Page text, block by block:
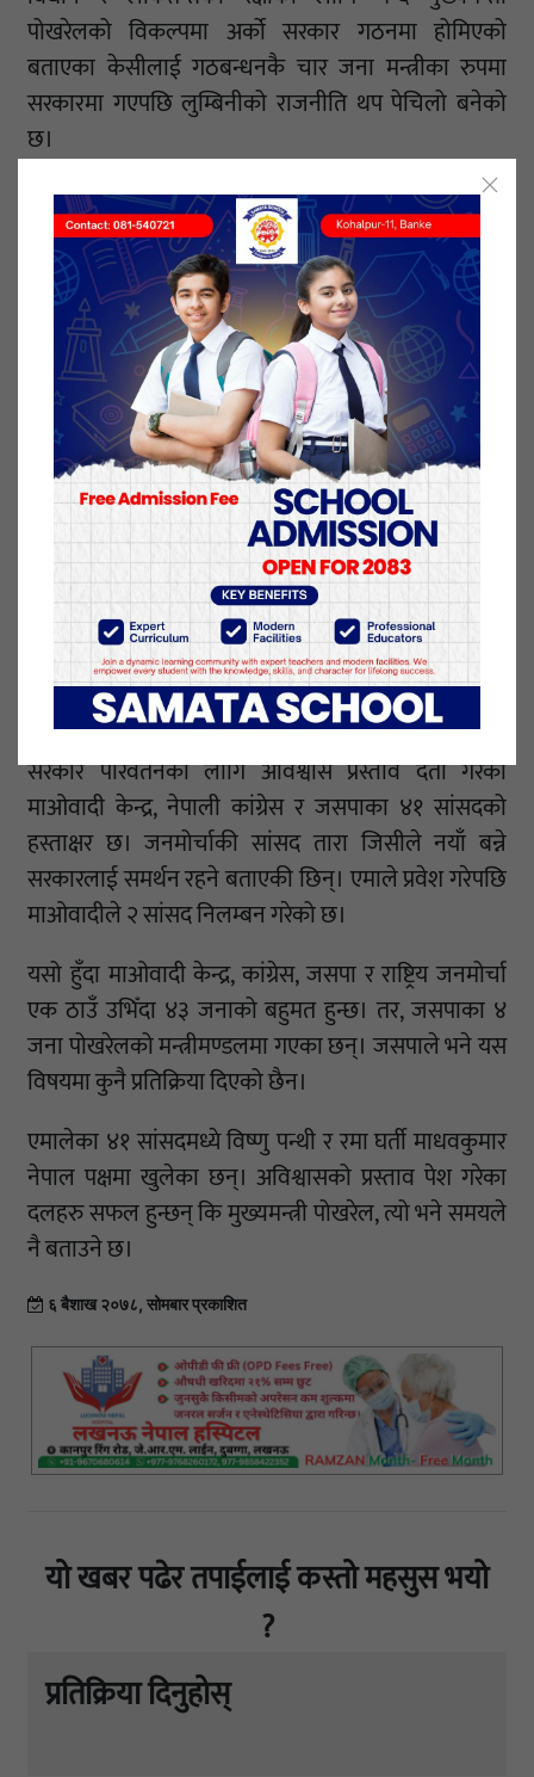
पोखरेलको विकल्पमा अर्को सरकार गठनमा होमिएको
बताएका केसीलाई गठबन्धनकै चार जना मन्त्रीका रुपमा
सरकारमा गएपछि लुम्बिनीको राजनीति थप पेचिलो बनेको
छ।
लुम्बिनीमा ८७ सांसदमध्ये माओवादी केन्द्रका दिनेश पन्थी र
दधिराम न्यौपानेलाई केही दिनअघि निलम्बन गरिएको छ।
केपी ओलीतिर लागेपछि माओवादी केन्द्रले उनीहरूलाई
कारवाही गरेपछि सांसद पद निलम्बन भएको हो।
८५ सांसदमध्ये एक सभामुखसहित माओवादीका १८,
कांग्रेसका १९, जसपाका ६ र जनमोर्चाका १ जना सांसद
प्रदेशसभामा छन्। एमालेबाट ४१ जना सांसद छन्। नयाँ
सरकार गठनका लागि बहुमत पुग्न कम्तीमा ४३ जना सांसदको
मत आवश्यक पर्छ।
तत्कालीन एमाले र माओवादी केन्द्रका ६० जना प्रदेशसभा
सदस्यको समर्थनमा पोखरेल मुख्यमन्त्री बनेका हुन्। एमालेका
विष्णु पन्थी र रमा घर्ती माधवकुमार नेपाल पक्षमा खुलेका
छन्।
संसदीय अंकगणित अनुसार मुख्यमन्त्री पोखरेल नेतृत्वको
सरकार परिवर्तनका लागि अविश्वास प्रस्ताव दर्ता गरेका
माओवादी केन्द्र, नेपाली कांग्रेस र जसपाका ४१ सांसदको
हस्ताक्षर छ। जनमोर्चाकी सांसद तारा जिसीले नयाँ बन्ने
सरकारलाई समर्थन रहने बताएकी छिन्। एमाले प्रवेश गरेपछि
माओवादीले २ सांसद निलम्बन गरेको छ।
यसो हुँदा माओवादी केन्द्र, कांग्रेस, जसपा र राष्ट्रिय जनमोर्चा
एक ठाउँ उभिँदा ४३ जनाको बहुमत हुन्छ। तर, जसपाका ४
जना पोखरेलको मन्त्रीमण्डलमा गएका छन्। जसपाले भने यस
विषयमा कुनै प्रतिक्रिया दिएको छैन।
एमालेका ४१ सांसदमध्ये विष्णु पन्थी र रमा घर्ती माधवकुमार
नेपाल पक्षमा खुलेका छन्। अविश्वासको प्रस्ताव पेश गरेका
दलहरु सफल हुन्छन् कि मुख्यमन्त्री पोखरेल, त्यो भने समयले
नै बताउने छ।
६ बैशाख २०७८, सोमबार प्रकाशित
यो खबर पढेर तपाईलाई कस्तो महसुस भयो
?
प्रतिक्रिया दिनुहोस्